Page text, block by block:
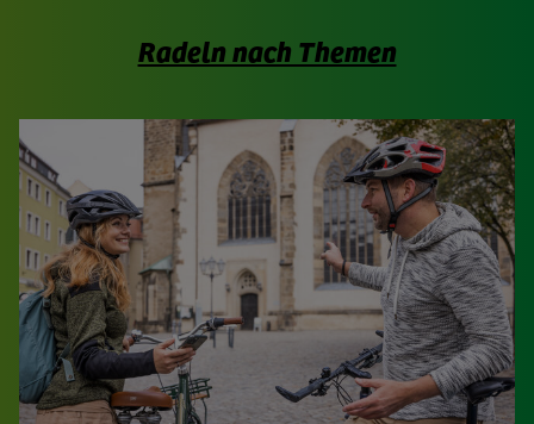
Radeln nach Themen